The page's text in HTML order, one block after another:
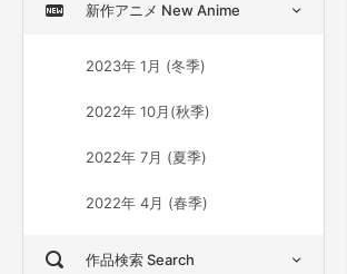
新作アニメ New Anime
2023年 1月 (冬季)
2022年 10月(秋季)
2022年 7月 (夏季)
2022年 4月 (春季)
作品検索 Search